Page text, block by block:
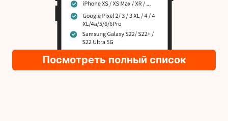
Посмотреть полный список